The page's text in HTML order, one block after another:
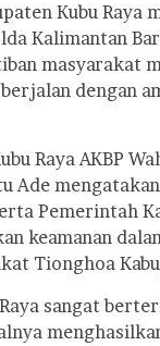
Kubu Raya
Kalimantan
masyarakat
dengan
Raya AKBP
Ade
Pemerintah
keamanan
Tionghoa
sangat